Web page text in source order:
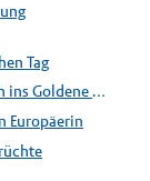
Tag
Israelischer Botschafter trägt sich ins Goldene Buch ein
Europäerin